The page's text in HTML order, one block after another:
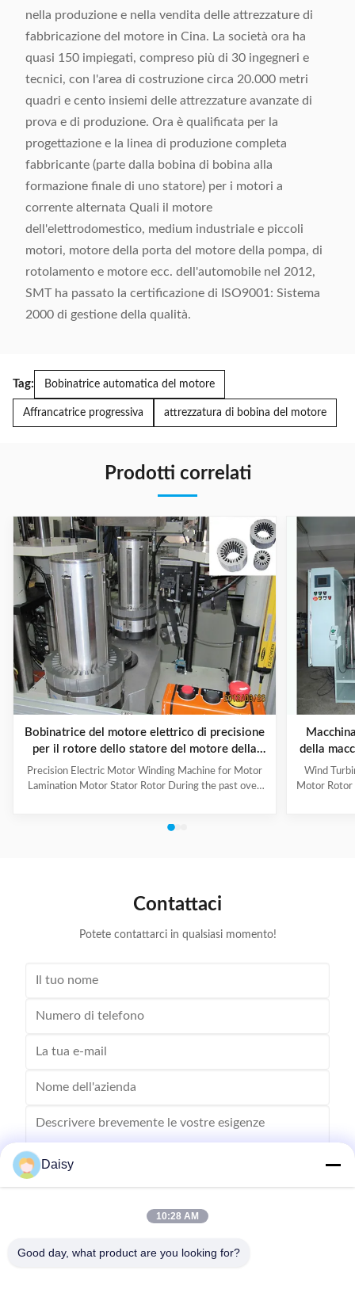
nella produzione e nella vendita delle attrezzature di
fabbricazione del motore in Cina. La società ora ha
quasi 150 impiegati, compreso più di 30 ingegneri e
tecnici, con l'area di costruzione circa 20.000 metri
quadri e cento insiemi delle attrezzature avanzate di
prova e di produzione. Ora è qualificata per la
progettazione e la linea di produzione completa
fabbricante (parte dalla bobina di bobina alla
formazione finale di uno statore) per i motori a
corrente alternata Quali il motore
dell'elettrodomestico, medium industriale e piccoli
motori, motore della porta del motore della pompa, di
rotolamento e motore ecc. dell'automobile nel 2012,
SMT ha passato la certificazione di ISO9001: Sistema
2000 di gestione della qualità.
Tag: Bobinatrice automatica del motore
Affrancatrice progressiva attrezzatura di bobina del motore
Prodotti correlati
Bobinatrice del motore elettrico di precisione
per il rotore dello statore del motore della
laminazione del motore
Precision Electric Motor Winding Machine for Motor
Lamination Motor Stator Rotor During the past over
companies,such as
Number: IC-4 Certification: CE/SGS/BV/ISO9001
della
Wind
Motor Rotor
Contattaci
Potete contattarci in qualsiasi momento!
Inviare
Daisy
10:28 AM
Good day, what product are you looking for?